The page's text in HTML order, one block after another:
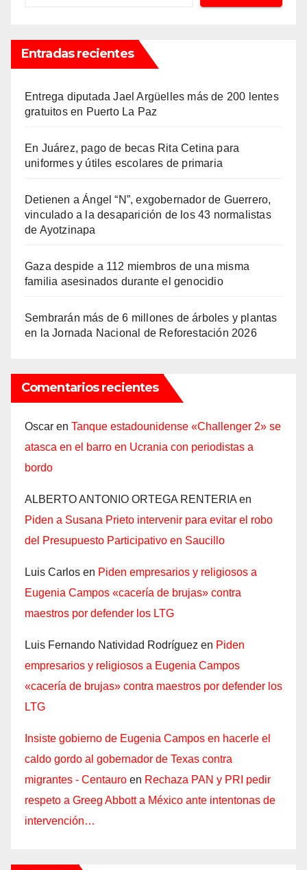
Entradas recientes
Entrega diputada Jael Argüelles más de 200 lentes
gratuitos en Puerto La Paz
En Juárez, pago de becas Rita Cetina para
uniformes y útiles escolares de primaria
Detienen a Ángel “N”, exgobernador de Guerrero,
vinculado a la desaparición de los 43 normalistas
de Ayotzinapa
Gaza despide a 112 miembros de una misma
familia asesinados durante el genocidio
Sembrarán más de 6 millones de árboles y plantas
en la Jornada Nacional de Reforestación 2026
Comentarios recientes
Oscar en Tanque estadounidense «Challenger 2» se
atasca en el barro en Ucrania con periodistas a
bordo
ALBERTO ANTONIO ORTEGA RENTERIA en
Piden a Susana Prieto intervenir para evitar el robo
del Presupuesto Participativo en Saucillo
Luis Carlos en Piden empresarios y religiosos a
Eugenia Campos «cacería de brujas» contra
maestros por defender los LTG
Luis Fernando Natividad Rodríguez en Piden
empresarios y religiosos a Eugenia Campos
«cacería de brujas» contra maestros por defender los
LTG
Insiste gobierno de Eugenia Campos en hacerle el
caldo gordo al gobernador de Texas contra
migrantes - Centauro en Rechaza PAN y PRI pedir
respeto a Greeg Abbott a México ante intentonas de
intervención…